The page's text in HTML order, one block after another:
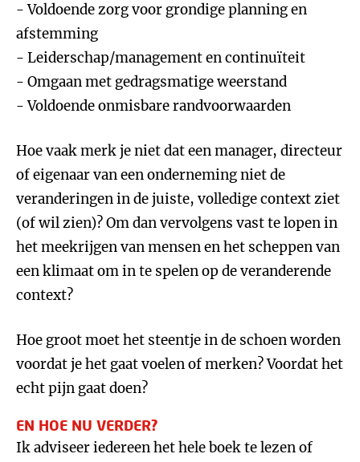
- Voldoende zorg voor grondige planning en
afstemming
- Leiderschap/management en continuïteit
- Omgaan met gedragsmatige weerstand
- Voldoende onmisbare randvoorwaarden
Hoe vaak merk je niet dat een manager, directeur
of eigenaar van een onderneming niet de
veranderingen in de juiste, volledige context ziet
(of wil zien)? Om dan vervolgens vast te lopen in
het meekrijgen van mensen en het scheppen van
een klimaat om in te spelen op de veranderende
context?
Hoe groot moet het steentje in de schoen worden
voordat je het gaat voelen of merken? Voordat het
echt pijn gaat doen?
EN HOE NU VERDER?
Ik adviseer iedereen het hele boek te lezen of